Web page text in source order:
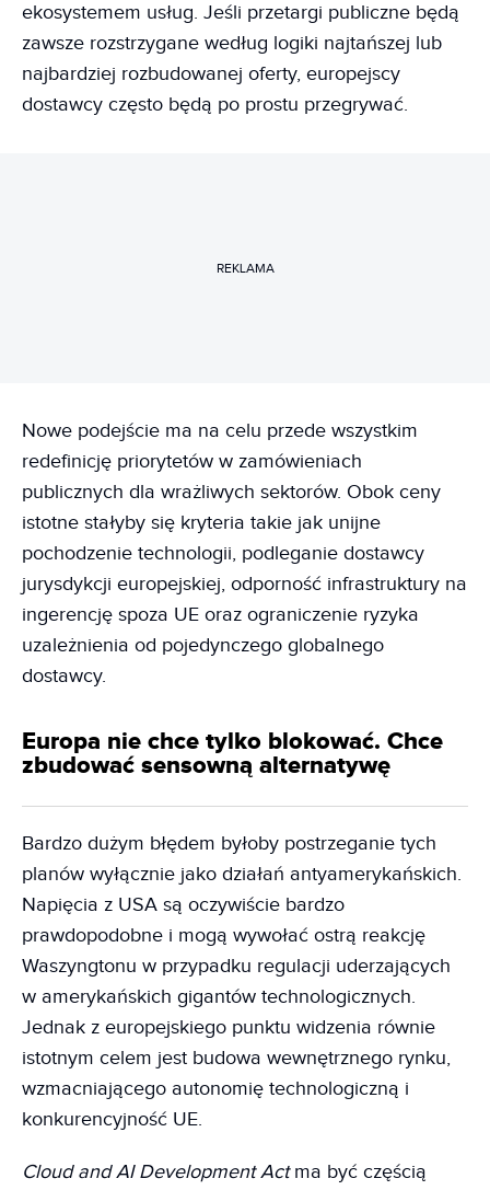
ekosystemem usług. Jeśli przetargi publiczne będą
zawsze rozstrzygane według logiki najtańszej lub
najbardziej rozbudowanej oferty, europejscy
dostawcy często będą po prostu przegrywać.
REKLAMA
Nowe podejście ma na celu przede wszystkim
redefinicję priorytetów w zamówieniach
publicznych dla wrażliwych sektorów. Obok ceny
istotne stałyby się kryteria takie jak unijne
pochodzenie technologii, podleganie dostawcy
jurysdykcji europejskiej, odporność infrastruktury na
ingerencję spoza UE oraz ograniczenie ryzyka
uzależnienia od pojedynczego globalnego
dostawcy.
Europa nie chce tylko blokować. Chce
zbudować sensowną alternatywę
Bardzo dużym błędem byłoby postrzeganie tych
planów wyłącznie jako działań antyamerykańskich.
Napięcia z USA są oczywiście bardzo
prawdopodobne i mogą wywołać ostrą reakcję
Waszyngtonu w przypadku regulacji uderzających
w amerykańskich gigantów technologicznych.
Jednak z europejskiego punktu widzenia równie
istotnym celem jest budowa wewnętrznego rynku,
wzmacniającego autonomię technologiczną i
konkurencyjność UE.
Cloud and AI Development Actma być częścią